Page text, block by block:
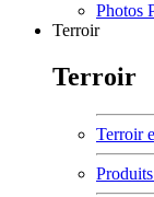
Photos
Terroir
Terroir
Terroir